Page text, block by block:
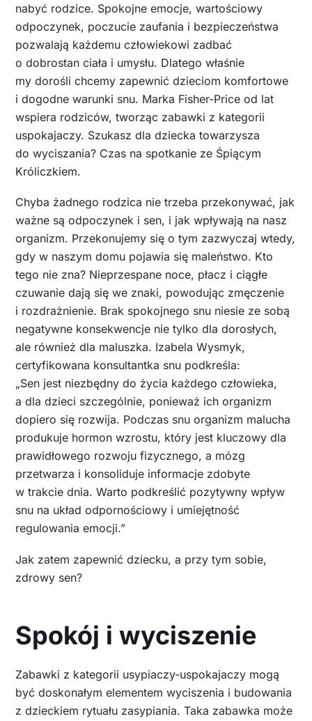
nabyć rodzice. Spokojne emocje, wartościowy
odpoczynek, poczucie zaufania i bezpieczeństwa
pozwalają każdemu człowiekowi zadbać
o dobrostan ciała i umysłu. Dlatego właśnie
my dorośli chcemy zapewnić dzieciom komfortowe
i dogodne warunki snu. Marka Fisher-Price od lat
wspiera rodziców, tworząc zabawki z kategorii
uspokajaczy. Szukasz dla dziecka towarzysza
do wyciszania? Czas na spotkanie ze Śpiącym
Króliczkiem.
Chyba żadnego rodzica nie trzeba przekonywać, jak
ważne są odpoczynek i sen, i jak wpływają na nasz
organizm. Przekonujemy się o tym zazwyczaj wtedy,
gdy w naszym domu pojawia się maleństwo. Kto
tego nie zna? Nieprzespane noce, płacz i ciągłe
czuwanie dają się we znaki, powodując zmęczenie
i rozdrażnienie. Brak spokojnego snu niesie ze sobą
negatywne konsekwencje nie tylko dla dorosłych,
ale również dla maluszka. Izabela Wysmyk,
certyfikowana konsultantka snu podkreśla:
„Sen jest niezbędny do życia każdego człowieka,
a dla dzieci szczególnie, ponieważ ich organizm
dopiero się rozwija. Podczas snu organizm malucha
produkuje hormon wzrostu, który jest kluczowy dla
prawidłowego rozwoju fizycznego, a mózg
przetwarza i konsoliduje informacje zdobyte
w trakcie dnia. Warto podkreślić pozytywny wpływ
snu na układ odpornościowy i umiejętność
regulowania emocji.”
Jak zatem zapewnić dziecku, a przy tym sobie,
zdrowy sen?
Spokój i wyciszenie
Zabawki z kategorii usypiaczy-uspokajaczy mogą
być doskonałym elementem wyciszenia i budowania
z dzieckiem rytuału zasypiania. Taka zabawka może